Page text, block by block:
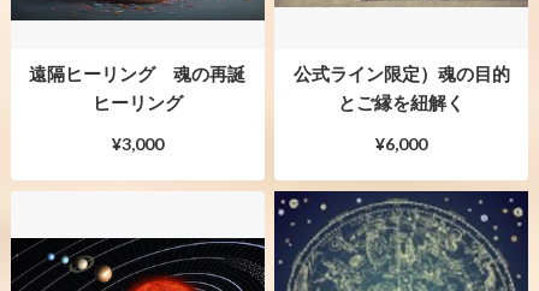
遠隔ヒーリング 魂の再誕
ヒーリング
¥3,000
公式ライン限定）魂の目的
とご縁を紐解く
¥6,000